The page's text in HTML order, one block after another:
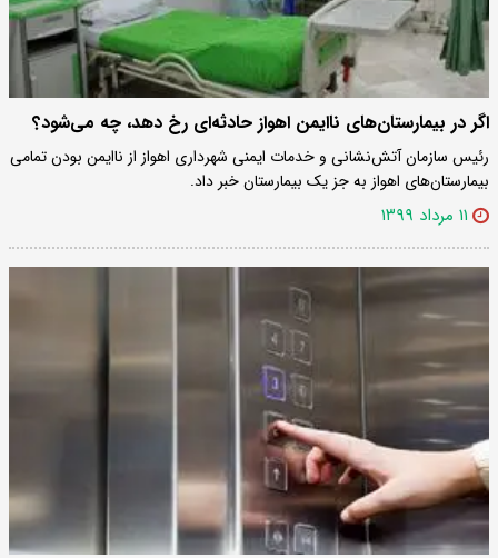
اگر در بیمارستان‌های ناایمن اهواز حادثه‌ای رخ دهد، چه می‌شود؟
رئیس سازمان آتش‌نشانی و خدمات ایمنی شهرداری اهواز از ناایمن بودن تمامی
بیمارستان‌های اهواز به جز یک بیمارستان خبر داد.
۱۱ مرداد ۱۳۹۹